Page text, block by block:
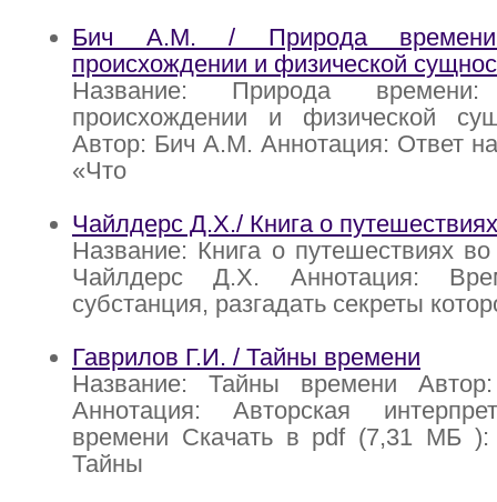
Бич A.M. / Природа
происхождении и физической
Название: Природа
происхождении и физической
Автор: Бич A.M. Аннотация: Ответ
«Что
Чайлдерс Д.Х./ Книга о
Название: Книга о путешествиях
Чайлдерс Д.Х. Аннотация:
субстанция, разгадать секреты
Гаврилов Г.И. / Тайны времени
Название: Тайны времени
Аннотация: Авторская
времени Скачать в pdf (7,31 МБ
Тайны